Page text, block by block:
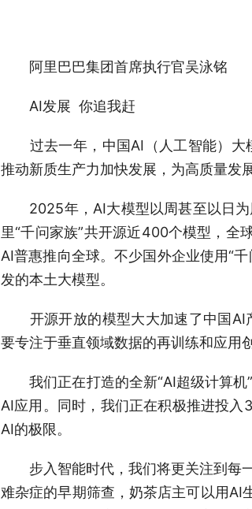
阿里巴巴集团首席执行官吴泳铭
AI发展 你追我赶
过去一年，中国AI（人工智能）大
推动新质生产力加快发展，为高质量发
2025年，AI大模型以周甚至以日为
里“千问家族”共开源近400个模型，全
AI普惠推向全球。不少国外企业使用“
发的本土大模型。
开源开放的模型大大加速了中国AI
要专注于垂直领域数据的再训练和应用
我们正在打造的全新“AI超级计算机”
AI应用。同时，我们正在积极推进投
AI的极限。
步入智能时代，我们将更关注到每一
难杂症的早期筛查，奶茶店主可以用